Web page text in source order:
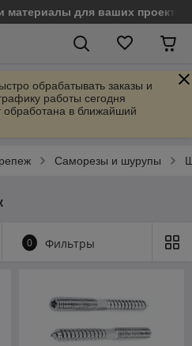
для ваших проектов
обрабатывать заказы и
работы сегодня
обработана в ближайший
Саморезы и шурупы
0 Фильтры